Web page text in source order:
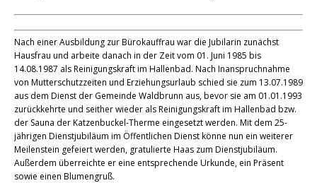
Nach einer Ausbildung zur Bürokauffrau war die Jubilarin zunächst
Hausfrau und arbeite danach in der Zeit vom 01. Juni 1985 bis
14.08.1987 als Reinigungskraft im Hallenbad. Nach Inanspruchnahme
von Mutterschutzzeiten und Erziehungsurlaub schied sie zum 13.07.1989
aus dem Dienst der Gemeinde Waldbrunn aus, bevor sie am 01.01.1993
zurückkehrte und seither wieder als Reinigungskraft im Hallenbad bzw.
der Sauna der Katzenbuckel-Therme eingesetzt werden. Mit dem 25-
jährigen Dienstjubiläum im Öffentlichen Dienst könne nun ein weiterer
Meilenstein gefeiert werden, gratulierte Haas zum Dienstjubiläum.
Außerdem überreichte er eine entsprechende Urkunde, ein Präsent
sowie einen Blumengruß.